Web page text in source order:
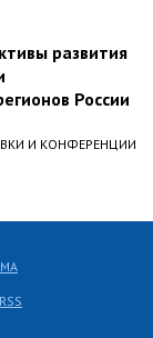
развития
России
И КОНФЕРЕНЦИИ
RSS